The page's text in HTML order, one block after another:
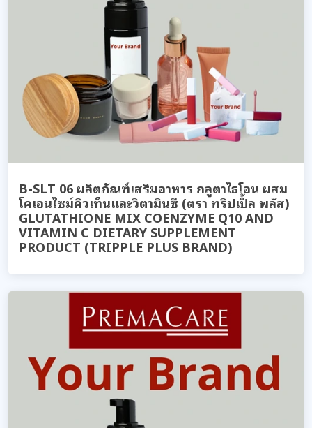
B-SLT 06 ผลิตภัณฑ์เสริมอาหาร กลูตาไธโอน ผสม
โคเอนไซม์คิวเท็นและวิตามินซี (ตรา ทริปเปิ้ล พลัส)
GLUTATHIONE MIX COENZYME Q10 AND
VITAMIN C DIETARY SUPPLEMENT
PRODUCT (TRIPPLE PLUS BRAND)